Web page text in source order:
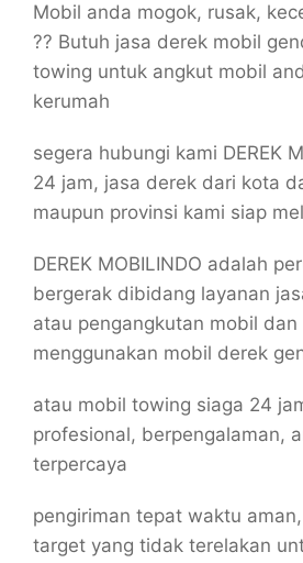
Mobil anda mogok, rusak,
?? Butuh jasa derek mobil
towing untuk angkut mobil
kerumah
segera hubungi kami DEREK
24 jam, jasa derek dari kota
maupun provinsi kami siap
DEREK MOBILINDO adalah
bergerak dibidang layanan
atau pengangkutan mobil dan
menggunakan mobil derek
atau mobil towing siaga 24
profesional, berpengalaman,
terpercaya
pengiriman tepat waktu
target yang tidak terelakan